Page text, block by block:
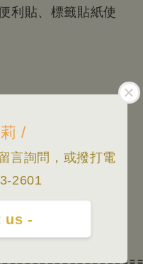
/
言詢問，或撥打電
2601
us -
利貼、標籤貼紙使
/ Illustrated by
度30.4cm、每段圖